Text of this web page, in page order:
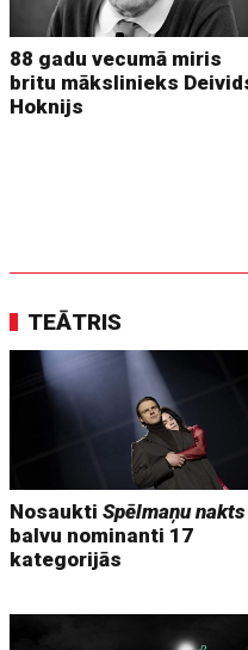
88 gadu vecumā miris
britu mākslinieks
Hoknijs
TEĀTRIS
NosauktiSpēlmaņu nakts
balvu nominanti 17
kategorijās